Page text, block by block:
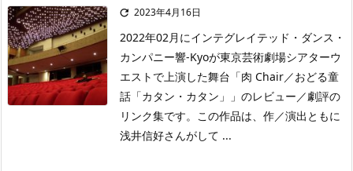
 2023年4月16日
2022年02月にインテグレイテッド・ダンス・
カンパニー響-Kyoが東京芸術劇場シアターウ
エストで上演した舞台「肉 Chair／おどる童
話「カタン・カタン」」のレビュー／劇評の
リンク集です。この作品は、作／演出ともに
浅井信好さんがして ...